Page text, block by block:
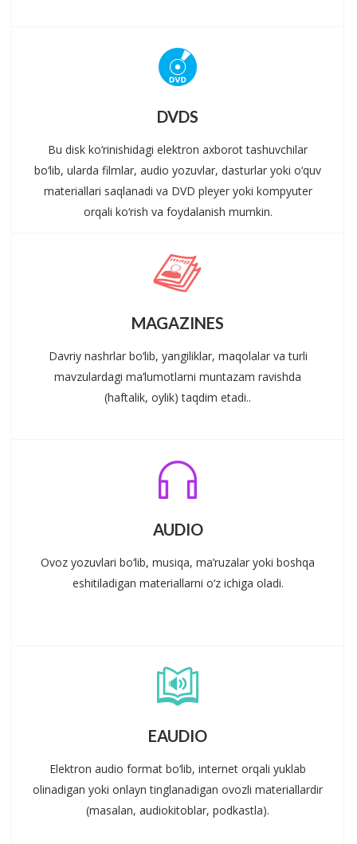
DVDS
Bu disk ko‘rinishidagi elektron axborot tashuvchilar
bo‘lib, ularda filmlar, audio yozuvlar, dasturlar yoki o‘quv
materiallari saqlanadi va DVD pleyer yoki kompyuter
orqali ko‘rish va foydalanish mumkin.
MAGAZINES
Davriy nashrlar bo‘lib, yangiliklar, maqolalar va turli
mavzulardagi ma’lumotlarni muntazam ravishda
(haftalik, oylik) taqdim etadi..
AUDIO
Ovoz yozuvlari bo‘lib, musiqa, ma’ruzalar yoki boshqa
eshitiladigan materiallarni o‘z ichiga oladi.
EAUDIO
Elektron audio format bo‘lib, internet orqali yuklab
olinadigan yoki onlayn tinglanadigan ovozli materiallardir
(masalan, audiokitoblar, podkastla).